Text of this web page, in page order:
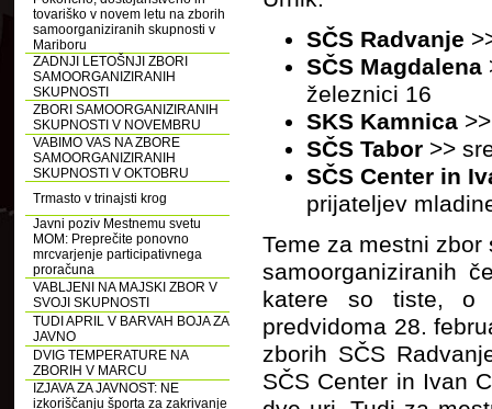
tovariško v novem letu na zborih
samoorganiziranih skupnosti v
Mariboru
ZADNJI LETOŠNJI ZBORI
SAMOORGANIZIRANIH
SKUPNOSTI
ZBORI SAMOORGANIZIRANIH
SKUPNOSTI V NOVEMBRU
VABIMO VAS NA ZBORE
SAMOORGANIZIRANIH
SKUPNOSTI V OKTOBRU
Trmasto v trinajsti krog
Javni poziv Mestnemu svetu
MOM: Preprečite ponovno
mrcvarjenje participativnega
proračuna
VABLJENI NA MAJSKI ZBOR V
SVOJI SKUPNOSTI
TUDI APRIL V BARVAH BOJA ZA
JAVNO
DVIG TEMPERATURE NA
ZBORIH V MARCU
IZJAVA ZA JAVNOST: NE
izkoriščanju športa za zakrivanje
SČS Radvanje
SČS Magdalena
železnici 16
SKS Kamnica
SČS Tabor >>
SČS Center in
prijateljev
Teme za mestni
samoorganiziranih
katere so tiste, o
predvidoma 28.
zborih SČS
SČS Center in Ivan